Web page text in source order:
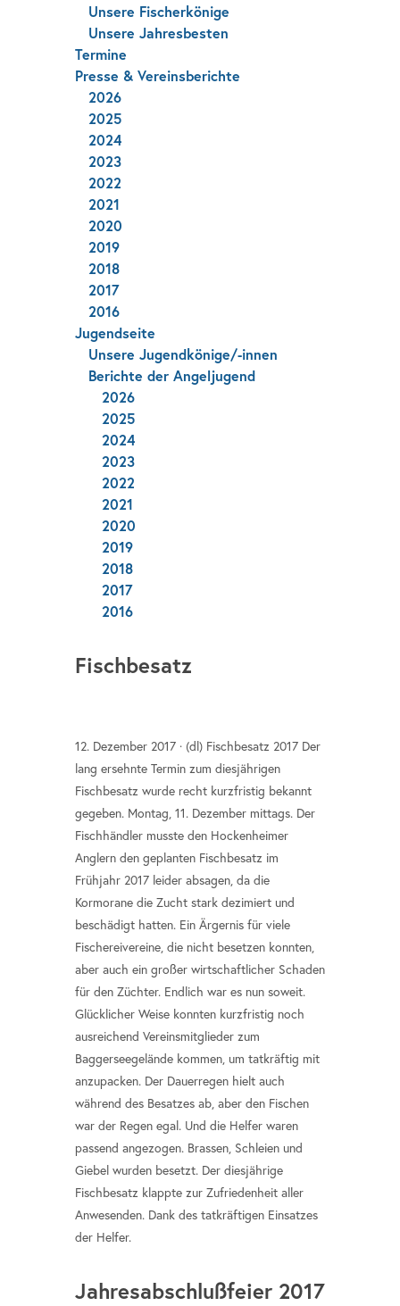
Unsere Fischerkönige
Unsere Jahresbesten
Termine
Presse & Vereinsberichte
2026
2025
2024
2023
2022
2021
2020
2019
2018
2017
2016
Jugendseite
Unsere Jugendkönige/-innen
Berichte der Angeljugend
2026
2025
2024
2023
2022
2021
2020
2019
2018
2017
2016
Fischbesatz
12. Dezember 2017 · (dl) Fischbesatz 2017 Der
lang ersehnte Termin zum diesjährigen
Fischbesatz wurde recht kurzfristig bekannt
gegeben. Montag, 11. Dezember mittags. Der
Fischhändler musste den Hockenheimer
Anglern den geplanten Fischbesatz im
Frühjahr 2017 leider absagen, da die
Kormorane die Zucht stark dezimiert und
beschädigt hatten. Ein Ärgernis für viele
Fischereivereine, die nicht besetzen konnten,
aber auch ein großer wirtschaftlicher Schaden
für den Züchter. Endlich war es nun soweit.
Glücklicher Weise konnten kurzfristig noch
ausreichend Vereinsmitglieder zum
Baggerseegelände kommen, um tatkräftig mit
anzupacken. Der Dauerregen hielt auch
während des Besatzes ab, aber den Fischen
war der Regen egal. Und die Helfer waren
passend angezogen. Brassen, Schleien und
Giebel wurden besetzt. Der diesjährige
Fischbesatz klappte zur Zufriedenheit aller
Anwesenden. Dank des tatkräftigen Einsatzes
der Helfer.
Jahresabschlußfeier 2017